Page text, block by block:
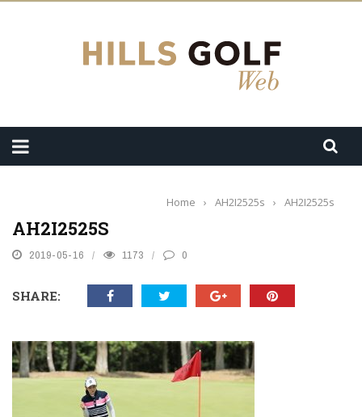
Home › AH2I2525s › AH2I2525s
AH2I2525S
2019-05-16 1173 0
SHARE: